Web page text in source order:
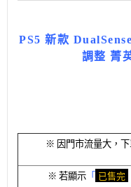
PS5 新款
調整 菁
※ 因門市流量大，
※ 若顯示「已售完